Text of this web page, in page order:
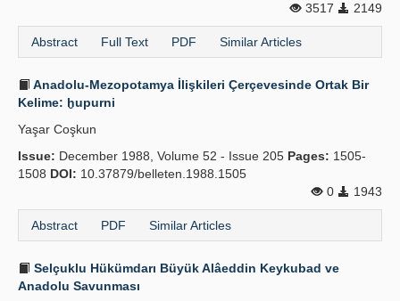
3517
2149
Abstract Full Text PDF Similar Articles
Anadolu-Mezopotamya İlişkileri Çerçevesinde Ortak Bir
Kelime: ḫupurni
Yaşar Coşkun
Issue: December 1988, Volume 52 - Issue 205 Pages: 1505-
1508 DOI: 10.37879/belleten.1988.1505
0
1943
Abstract PDF Similar Articles
Selçuklu Hükümdarı Büyük Alâeddin Keykubad ve
Anadolu Savunması